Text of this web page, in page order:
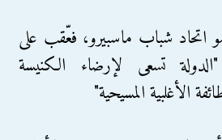
اتحاد شباب ماسبيرو، فعّقب على
تسعى لإرضاء الكنيسة
الأغلبية المسيحية"